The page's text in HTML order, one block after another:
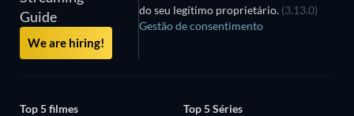
Guide
We are hiring!
do seu legítimo proprietário. (3.13.0)
Gestão de consentimento
Top 5 filmes
Top 5 Séries